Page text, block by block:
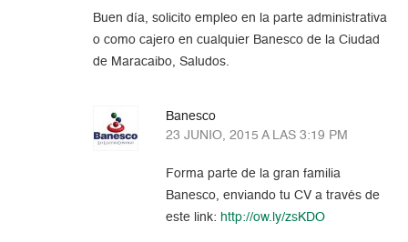
Buen día, solicito empleo en la parte administrativa
o como cajero en cualquier Banesco de la Ciudad
de Maracaibo, Saludos.
Banesco
23 JUNIO, 2015 A LAS 3:19 PM
Forma parte de la gran familia
Banesco, enviando tu CV a través de
este link: http://ow.ly/zsKDO